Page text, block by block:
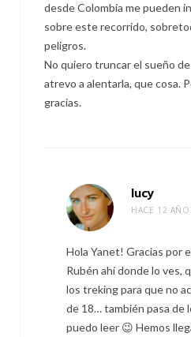
desde Colombia me pueden
sobre este recorrido,
peligros.
No quiero truncar el sueño
atrevo a alentarla, que cosa.
gracias.
lucy
HACE 12
Hola Yanet! Gracias por
Rubén ahí donde lo ves,
los treking para que no
de 18… también pasa de
puedo leer 😉 Hemos